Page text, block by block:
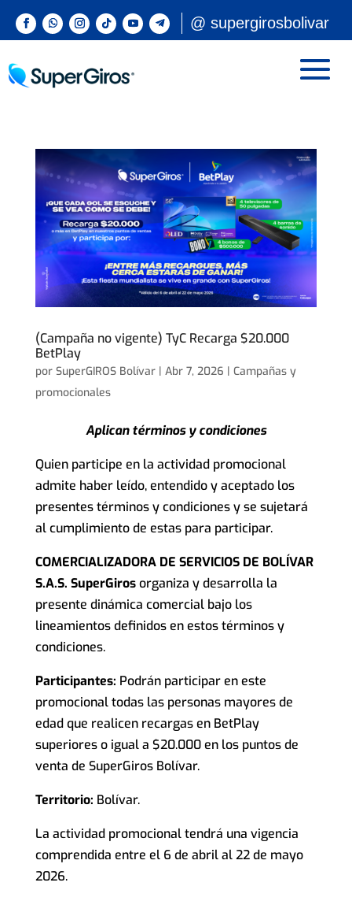
@ supergirosbolivar
(Campaña no vigente) TyC Recarga $20.000
BetPlay
por SuperGIROS Bolívar| Abr 7, 2026 | Campañas y
promocionales
Aplican términos y condiciones
Quien participe en la actividad promocional
admite haber leído, entendido y aceptado los
presentes términos y condiciones y se sujetará
al cumplimiento de estas para participar.
COMERCIALIZADORA DE SERVICIOS DE BOLÍVAR
S.A.S. SuperGirosorganiza y desarrolla la
presente dinámica comercial bajo los
lineamientos definidos en estos términos y
condiciones.
Participantes: Podrán participar en este
promocional todas las personas mayores de
edad que realicen recargas en BetPlay
superiores o igual a $20.000 en los puntos de
venta de SuperGiros Bolívar.
Territorio: Bolívar.
La actividad promocional tendrá una vigencia
comprendida entre el 6 de abril al 22 de mayo
2026.